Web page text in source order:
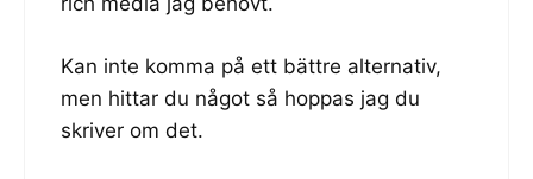
Kan inte komma på ett bättre alternativ,
men hittar du något så hoppas jag du
skriver om det.